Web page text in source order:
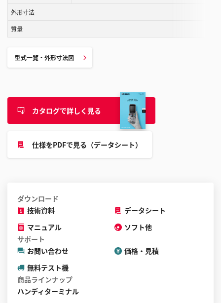
外形寸法
質量
型式一覧・外形寸法図
カタログで詳しく見る
仕様をPDFで見る（データシート）
ダウンロード
技術資料
データシート
マニュアル
ソフト他
サポート
お問い合わせ
価格・見積
無料テスト機
商品ラインナップ
ハンディターミナル